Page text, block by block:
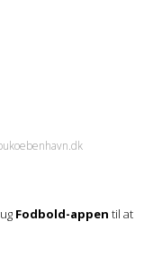
Fodbold-appen til at